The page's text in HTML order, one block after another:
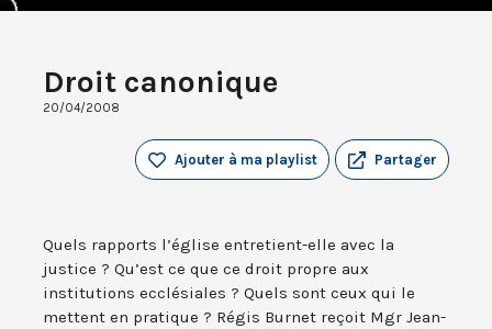
Droit canonique
20/04/2008
Partager
Ajouter à ma playlist
Quels rapports l’église entretient-elle avec la
justice ? Qu’est ce que ce droit propre aux
institutions ecclésiales ? Quels sont ceux qui le
mettent en pratique ? Régis Burnet reçoit Mgr Jean-